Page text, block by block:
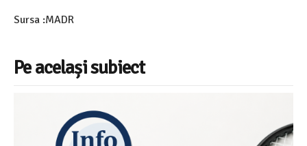
Sursa :MADR
Pe același subiect